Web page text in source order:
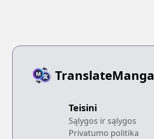
TranslateManga
Teisini
Sąlygos ir sąlygos
Privatumo politika